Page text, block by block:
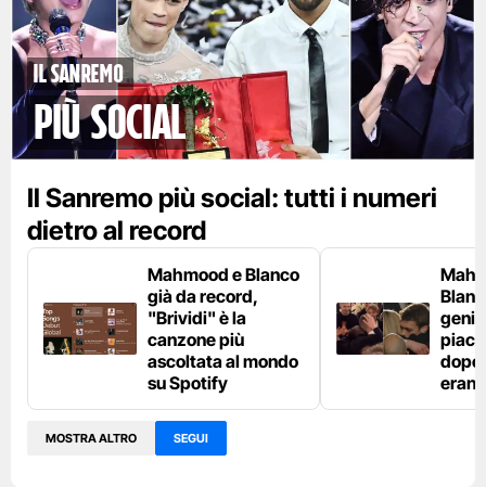
Il Sanremo
più social
Il Sanremo più social: tutti i numeri
dietro al record
Mahmood e Blanco
già da record,
"Brividi" è la
canzone più
ascoltata al mondo
su Spotify
dopo
MOSTRA ALTRO SEGUI